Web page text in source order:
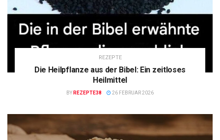
REZEPTE
Die Heilpflanze aus der Bibel: Ein zeitloses
Heilmittel
BY REZEPTE38 26 FEBRUAR 2026